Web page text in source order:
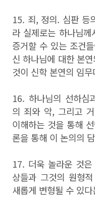
15. 죄, 정의. 심판 등
라 실제로는 하나님
증거할 수 있는 조건
신 하나님에 대한 본
것이 신학 본연의 임무
16. 하나님의 선하심
의 죄와 악, 그리고
이해하는 것을 통해
론을 통해 이 논의의
17. 더욱 놀라운 것
상들과 그것의 원형
새롭게 변형될 수 있